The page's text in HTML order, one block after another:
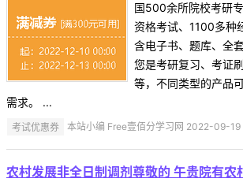
国500余所院校考研
资格考试、1100多种
含电子书、题库、全
您是考研复习、考证
等，不同类型的产品
需求。 ...
考试优惠券 本站小编 Free壹佰分学习网 2022-09-19
农村发展非全日制调剂尊敬的 午贵院有农